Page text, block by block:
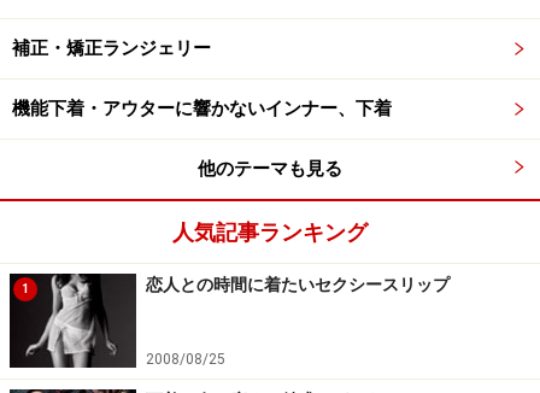
補正・矯正ランジェリー
機能下着・アウターに響かないインナー、下着
他のテーマも見る
人気記事ランキング
1 恋人との時間に着たいセクシースリップ
2008/08/25